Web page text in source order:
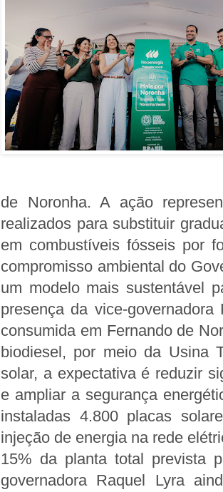
de Noronha. A ação
realizados para substituir
em combustíveis fósseis por
compromisso ambiental do
um modelo mais sustentável
presença da vice-
consumida em Fernando de
biodiesel, por meio da Usina
solar, a expectativa é reduzir
e ampliar a segurança
instaladas 4.800 placas
injeção de energia na rede
15% da planta total prevista
governadora Raquel Lyra